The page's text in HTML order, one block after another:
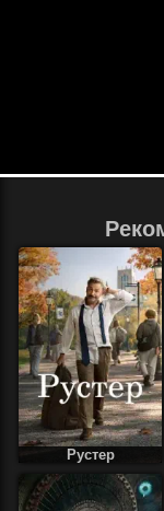
Рустер